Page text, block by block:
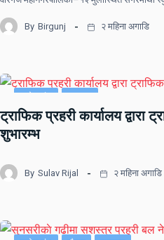
By Birgunj २ महिना अगाडि
ट्राफिक प्रहरी कार्यालय द्वारा
शुभारम्भ
By Sulav Rijal २ महिना अगाडि